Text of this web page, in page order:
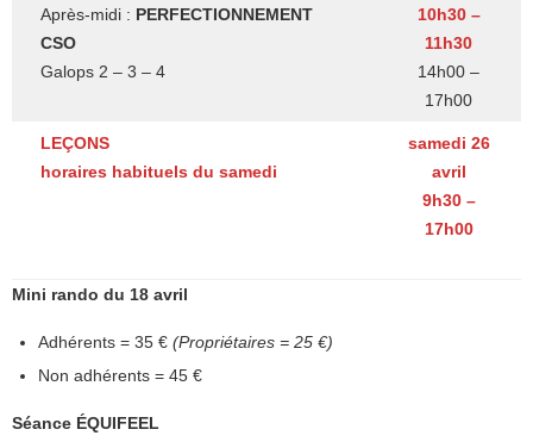
Après-midi : PERFECTIONNEMENT
CSO
Galops 2 – 3 – 4
10h30 –
11h30
14h00 –
17h00
LEÇONS
horaires habituels du samedi
samedi 26
avril
9h30 –
17h00
Mini rando du 18 avril
Adhérents = 35 € (Propriétaires = 25 €)
Non adhérents = 45 €
Séance ÉQUIFEEL